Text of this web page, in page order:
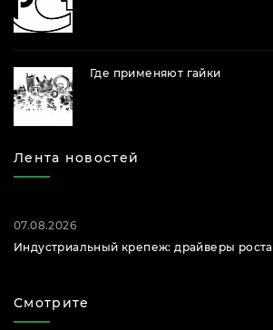
Где применяют гайки
Лента новостей
07.08.2026
Индустриальный крепеж: драйверы роста
Смотрите